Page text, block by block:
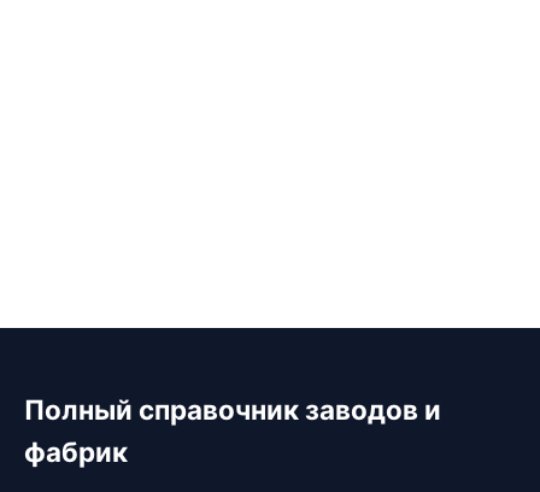
Полный справочник заводов и
фабрик